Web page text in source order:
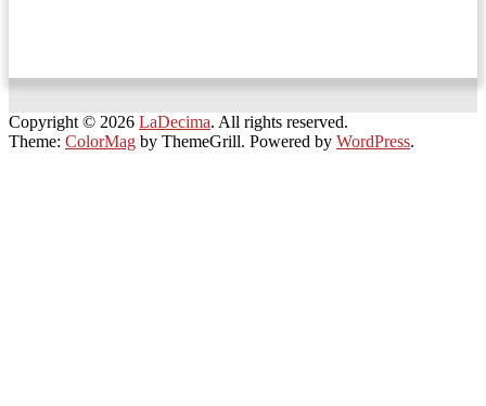
Copyright © 2026 LaDecima. All rights reserved.
Theme: ColorMag by ThemeGrill. Powered by WordPress.